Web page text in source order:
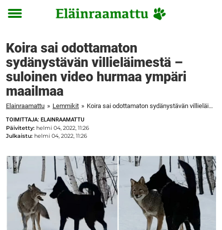
Toggle
Koira sai odottamaton
sydänystävän villieläimestä –
suloinen video hurmaa ympäri
maailmaa
Elainraamattu » Lemmikit » Koira sai odottamaton sydänystävän villieläimestä – suloinen video hurmaa ympäri maailmaa
TOIMITTAJA: ELAINRAAMATTU
Päivitetty: helmi 04, 2022, 11:26
Julkaistu: helmi 04, 2022, 11:26